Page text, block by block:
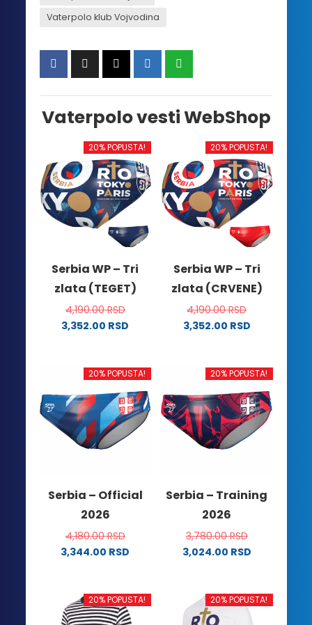
Vaterpolo klub Vojvodina
Vaterpolo vesti WebShop
20% POPUSTA!
Serbia WP – Tri
zlata (TEGET)
4,190.00RSD
3,352.00 RSD
ima
varijanti.
Opcije
mogu
biti
stranici
proizvoda.
20% POPUSTA!
Serbia WP – Tri
zlata (CRVENE)
4,190.00RSD
3,352.00 RSD
ima
varijanti.
Opcije
mogu
biti
stranici
proizvoda.
20% POPUSTA!
Serbia – Official
2026
4,180.00RSD
3,344.00 RSD
ima
više
20% POPUSTA!
Serbia – Training
2026
3,780.00RSD
3,024.00 RSD
ima
više
20% POPUSTA! 20% POPUSTA!